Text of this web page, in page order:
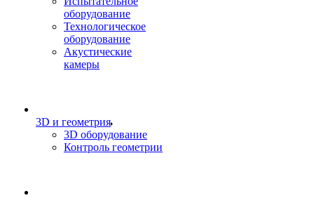
оборудование
Технологическое
оборудование
Акустические
камеры
3D и геометрия
3D оборудование
Контроль геометрии